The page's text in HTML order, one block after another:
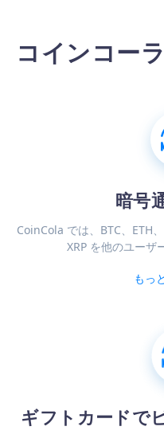
コインコー
暗号
CoinCola では、BTC、ETH、
XRP を他のユーザ
もっ
ギフトカードで